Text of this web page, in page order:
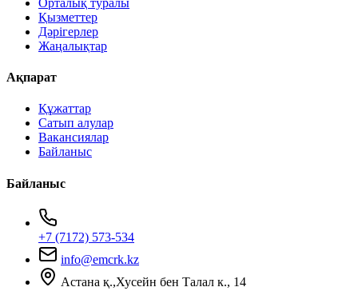
Қызметтер
Дәрігерлер
Жаңалықтар
Ақпарат
Құжаттар
Сатып алулар
Вакансиялар
Байланыс
Байланыс
+7 (7172) 573-534
info@emcrk.kz
Астана қ.,Хусейн бен Талал к., 14